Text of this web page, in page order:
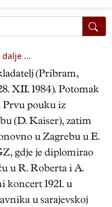
...
(Príbram,
XII. 1984). Potomak
Prvu pouku iz
(D. Kaiser), zatim
u Zagrebu u E.
gdje je diplomirao
u R. Roberta i A.
koncert 1921. u
u sarajevskoj